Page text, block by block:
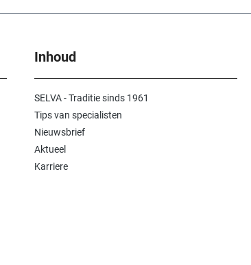
Inhoud
SELVA - Traditie sinds 1961
Tips van specialisten
Nieuwsbrief
Aktueel
Karriere